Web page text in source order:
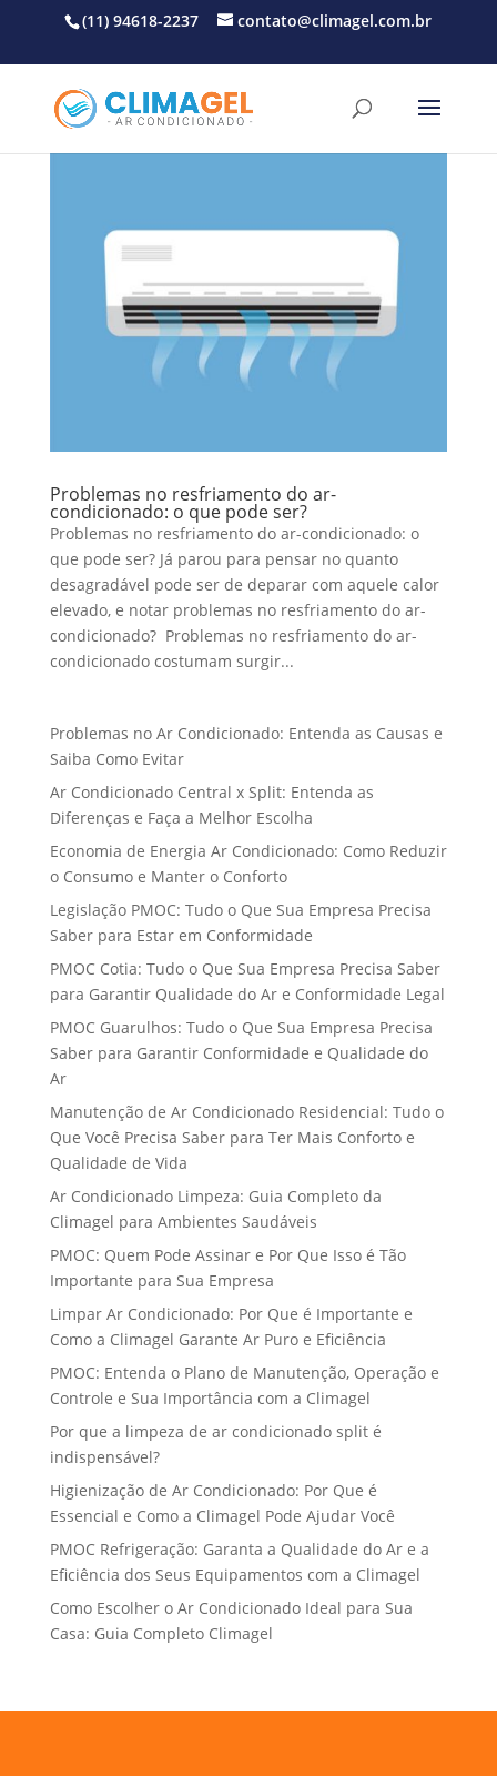
(11) 94618-2237 contato@climagel.com.br
Problemas no resfriamento do ar-
condicionado: o que pode ser?
Problemas no resfriamento do ar-condicionado: o
que pode ser? Já parou para pensar no quanto
desagradável pode ser de deparar com aquele calor
elevado, e notar problemas no resfriamento do ar-
condicionado? Problemas no resfriamento do ar-
condicionado costumam surgir...
Problemas no Ar Condicionado: Entenda as Causas e
Saiba Como Evitar
Ar Condicionado Central x Split: Entenda as
Diferenças e Faça a Melhor Escolha
Economia de Energia Ar Condicionado: Como Reduzir
o Consumo e Manter o Conforto
Legislação PMOC: Tudo o Que Sua Empresa Precisa
Saber para Estar em Conformidade
PMOC Cotia: Tudo o Que Sua Empresa Precisa Saber
para Garantir Qualidade do Ar e Conformidade Legal
PMOC Guarulhos: Tudo o Que Sua Empresa Precisa
Saber para Garantir Conformidade e Qualidade do
Ar
Manutenção de Ar Condicionado Residencial: Tudo o
Que Você Precisa Saber para Ter Mais Conforto e
Qualidade de Vida
Ar Condicionado Limpeza: Guia Completo da
Climagel para Ambientes Saudáveis
PMOC: Quem Pode Assinar e Por Que Isso é Tão
Importante para Sua Empresa
Limpar Ar Condicionado: Por Que é Importante e
Como a Climagel Garante Ar Puro e Eficiência
PMOC: Entenda o Plano de Manutenção, Operação e
Controle e Sua Importância com a Climagel
Por que a limpeza de ar condicionado split é
indispensável?
Higienização de Ar Condicionado: Por Que é
Essencial e Como a Climagel Pode Ajudar Você
PMOC Refrigeração: Garanta a Qualidade do Ar e a
Eficiência dos Seus Equipamentos com a Climagel
Como Escolher o Ar Condicionado Ideal para Sua
Casa: Guia Completo Climagel